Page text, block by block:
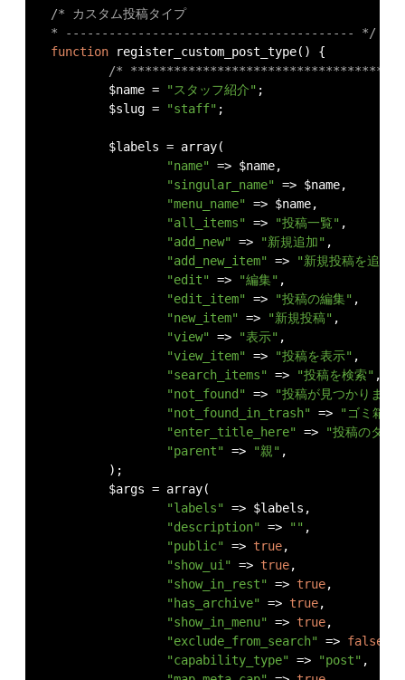
/* カスタム投稿タイプ
* ---------------------------------------- */
function register_custom_post_type()
{
/*
	$name
= "スタッフ紹介" ;
	$slug
= "staff" ;
	$labels
= array(
"name"
=> $name,
"singular_name"
=> $name,
"menu_name"
=> $name,
"all_items"
=> "投稿一覧" ,
"add_new"
=> "新規追加" ,
"add_new_item"
=> "新規投稿を追加"
"edit"
=> "編集" ,
"edit_item"
=> "投稿の編集" ,
"new_item"
=> "新規投稿" ,
"view"
=> "表示" ,
"view_item"
=> "投稿を表示" ,
"search_items"
=> "投稿を検索" ,
"not_found"
=>
"投稿が見つかりませ
"not_found_in_trash"
=>
"ゴミ箱内
"enter_title_here"
=>
"投稿のタイ
"parent"
=> "親" ,
);
	$args
= array(
"labels"
=> $labels ,
"description"
=> "" ,
"public"
=> true,
"show_ui"
=> true,
"show_in_rest"
=> true,
"has_archive"
=> true,
"show_in_menu"
=> true,
"exclude_from_search"
=> false
"capability_type"
=> "post" ,